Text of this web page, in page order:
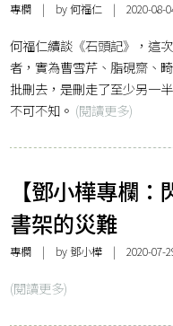
專欄 | by何福仁 | 2020-08-
何福仁續談《石頭記》，這
者，實為曹雪芹、脂硯齋、
批刪去，是刪走了至少另一
不可不知。 (閱讀更多)
【鄧小樺專欄：
書架的災難
專欄 | by鄧小樺 | 2020-07-
(閱讀更多)